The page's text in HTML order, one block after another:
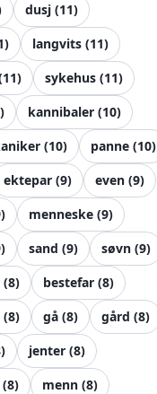
dusj (11)
) langvits (11)
11) sykehus (11)
) kannibaler (10)
(10) panne (10)
ektepar (9) even (9)
) menneske (9)
) sand (9) søvn (9)
(8) bestefar (8)
(8) gå (8) gård (8)
) jenter (8)
(8) menn (8)